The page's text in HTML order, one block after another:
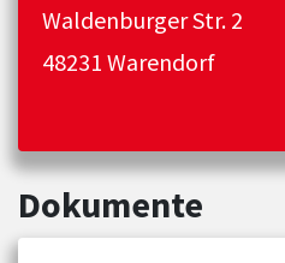
Waldenburger Str. 2
48231 Warendorf
Dokumente